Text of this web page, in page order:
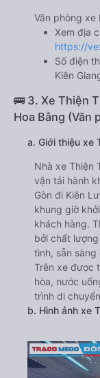
Văn phòng xe
Xem địa
https://
Số điện
Kiên
🚌 3. Xe Thiện
Hoa Bằng (Văn
a. Giới thiệu xe
Nhà xe Thiện
vận tải hành
Gòn đi Kiên
khung giờ
khách hàng.
bởi chất
tình, sẵn
Trên xe được
hòa, nước
trình di
b. Hình ảnh xe